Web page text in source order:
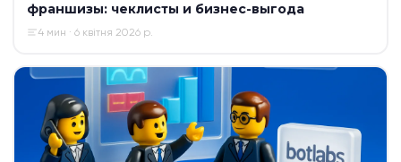
франшизы: чеклисты и бизнес-выгода
4 мин · 6 квітня 2026 р.